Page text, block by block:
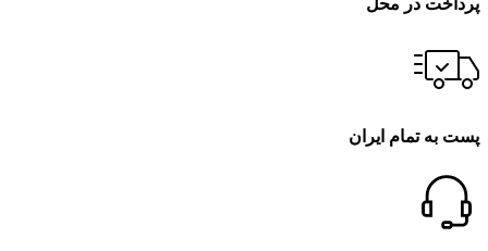
پرداخت در محل
پست به تمام ایران